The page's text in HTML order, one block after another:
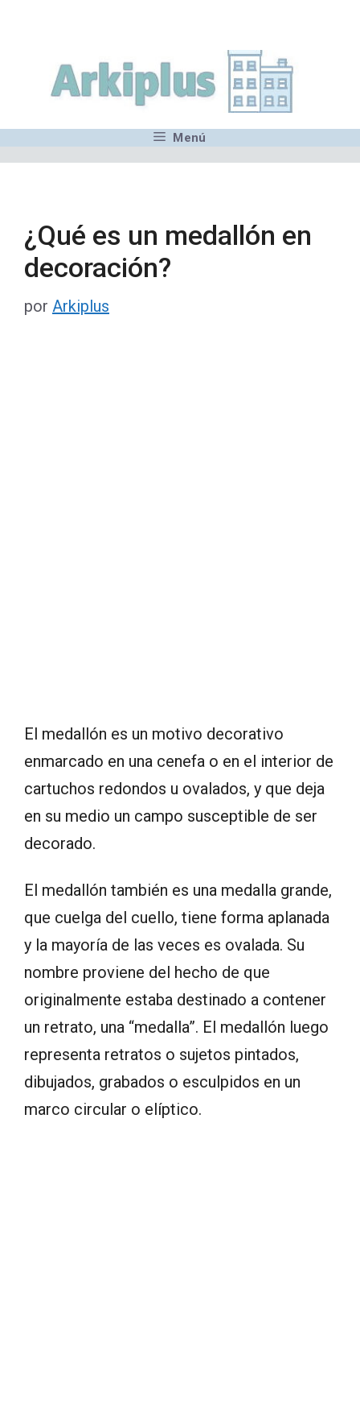
contenido
Menú
¿Qué es un medallón en
decoración?
por Arkiplus
El medallón es un motivo decorativo
enmarcado en una cenefa o en el interior de
cartuchos redondos u ovalados, y que deja
en su medio un campo susceptible de ser
decorado.
El medallón también es una medalla grande,
que cuelga del cuello, tiene forma aplanada
y la mayoría de las veces es ovalada. Su
nombre proviene del hecho de que
originalmente estaba destinado a contener
un retrato, una “medalla”. El medallón luego
representa retratos o sujetos pintados,
dibujados, grabados o esculpidos en un
marco circular o elíptico.